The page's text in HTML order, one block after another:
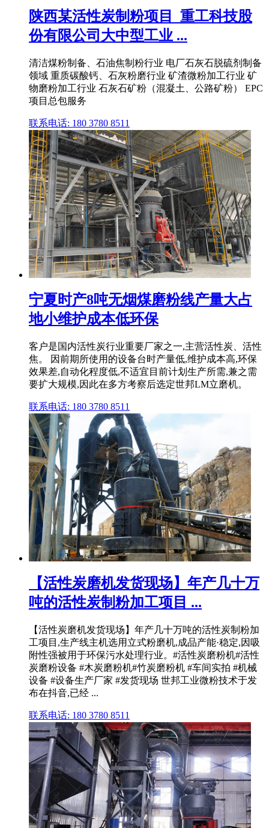
陕西某活性炭制粉项目_重工科技股
份有限公司大中型工业 ...
清洁煤粉制备、石油焦制粉行业 电厂石灰石脱硫剂制备
领域 重质碳酸钙、石灰粉磨行业 矿渣微粉加工行业 矿
物磨粉加工行业 石灰石矿粉（混凝土、公路矿粉） EPC
项目总包服务
联系电话: 180 3780 8511
宁夏时产8吨无烟煤磨粉线产量大占
地小维护成本低环保
客户是国内活性炭行业重要厂家之一,主营活性炭、活性
焦。 因前期所使用的设备台时产量低,维护成本高,环保
效果差,自动化程度低,不适宜目前计划生产所需,兼之需
要扩大规模,因此在多方考察后选定世邦LM立磨机。
联系电话: 180 3780 8511
【活性炭磨机发货现场】年产几十万
吨的活性炭制粉加工项目 ...
【活性炭磨机发货现场】年产几十万吨的活性炭制粉加
工项目,生产线主机选用立式粉磨机,成品产能·稳定,因吸
附性强被用于环保污水处理行业。#活性炭磨粉机#活性
炭磨粉设备 #木炭磨粉机#竹炭磨粉机 #车间实拍 #机械
设备 #设备生产厂家 #发货现场 世邦工业微粉技术于发
布在抖音,已经 ...
联系电话: 180 3780 8511